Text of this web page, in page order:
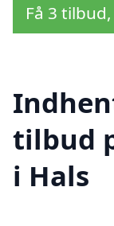
Få 3
tilbud
i Hals